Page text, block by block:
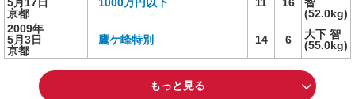
京都
(52.0kg)
2009年
5月3日
京都
鷹ケ峰特別 14 6
大下 智
(55.0kg)
もっと見る